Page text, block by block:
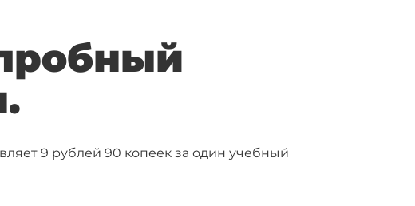
9 рублей 90 копеек за один учебный